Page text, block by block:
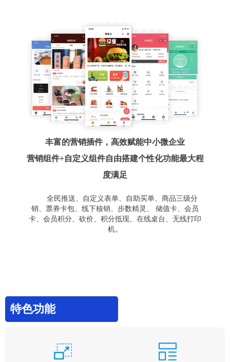
丰富的营销插件，高效赋能中小微企业
营销组件+自定义组件自由搭建个性化功能最大程
度满足
全民推送、自定义表单、自助买单、商品三级分
销、票券卡包、线下核销、步数精灵、 储值卡、会员
卡、会员积分、砍价、积分抵现、在线桌台、无线打印
机。
特色功能